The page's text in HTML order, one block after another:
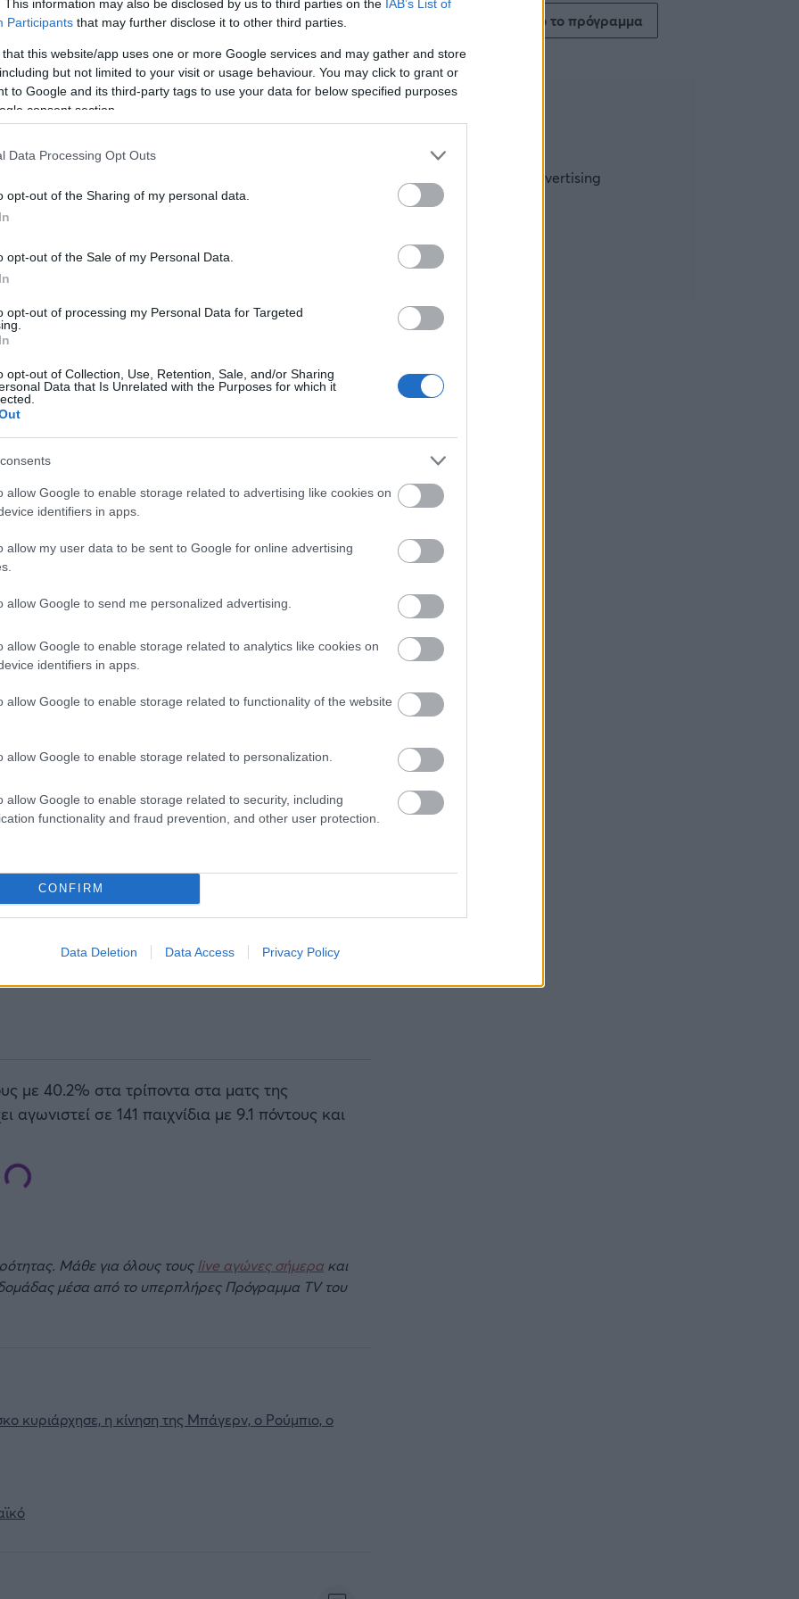
This information may also be disclosed by us to third parties on the IAB’s List of
Participants that may further disclose it to other third parties.
that this website/app uses one or more Google services and may gather and store
but not limited to your visit or usage behaviour. You may click to grant or
to Google and its third-party tags to use your data for below specified purposes
consent section.
Data Processing Opt Outs
opt-out of the Sharing of my personal data.
opt-out of the Sale of my Personal Data.
opt-out of processing my Personal Data for Targeted
opt-out of Collection, Use, Retention, Sale, and/or Sharing
Data that Is Unrelated with the Purposes for which it
allow Google to enable storage related to advertising like cookies on
identifiers in apps.
allow my user data to be sent to Google for online advertising
allow Google to send me personalized advertising.
allow Google to enable storage related to analytics like cookies on
identifiers in apps.
allow Google to enable storage related to functionality of the website
allow Google to enable storage related to personalization.
allow Google to enable storage related to security, including
functionality and fraud prevention, and other user protection.
CONFIRM
Data Deletion Data Access Privacy Policy
στην Μπάγερν, γιατί το Μόναχο έχει
απλώς πολύ άνετα εδώ. Οι συνθήκες στην
δεν χρειάστηκε να το σκεφτώ πολύ. Έχουμε
ακόμα. Θέλω να πετύχω ακόμη περισσότερα
, ο οποίος συνέχισε:
και το εκτιμώ πολύ αυτό, ενώ είμαι
και ήταν μια πολύ γρήγορη απόφαση που
πραγματικά; Απολύτως τίποτα. Ελπίζω να
για τον σύλλογο αυτός είναι ο στόχος
με 40.2% στα τρίποντα στα ματς της
αγωνιστεί σε 141 παιχνίδια με 9.1 πόντους και
Μάθε για όλους τους live αγώνες σήμερα και
μέσα από το υπερπλήρες Πρόγραμμα TV του
κυριάρχησε, η κίνηση της Μπάγερν, ο Ρούμπιο, ο
Δείτε όλο το πρόγραμμα